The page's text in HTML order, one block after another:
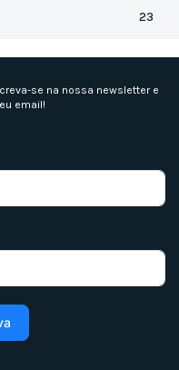
23
se na nossa newsletter e
email!